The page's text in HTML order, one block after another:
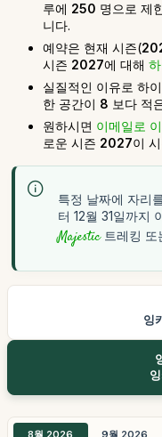
루에 250 명으로 제
니다.
예약은 현재 시즌(
시즌 2027에 대해
실질적인 이유로 하
한 공간이 8 보다 적
원하시면 이메일로
로운 시즌 2027이
특정 날짜에 자리
터 12월 31일까지
Majestic트레킹 또
잉
8월 2026 9월 2026